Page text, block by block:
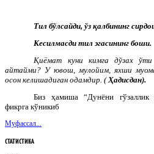
Тил бўлсайди, ўз қалбининг
Кесилмасди тил эгасининг
Қиёмат куни кимга дўзах
айтайми? У ювош, мулойим, яхши
осон келишадиган одамдир. ( Ҳадисдан).
Биз ҳамиша “Дунёни гўзаллик
фикрга кўникиб
Муфассал...
СТАТИСТИКА